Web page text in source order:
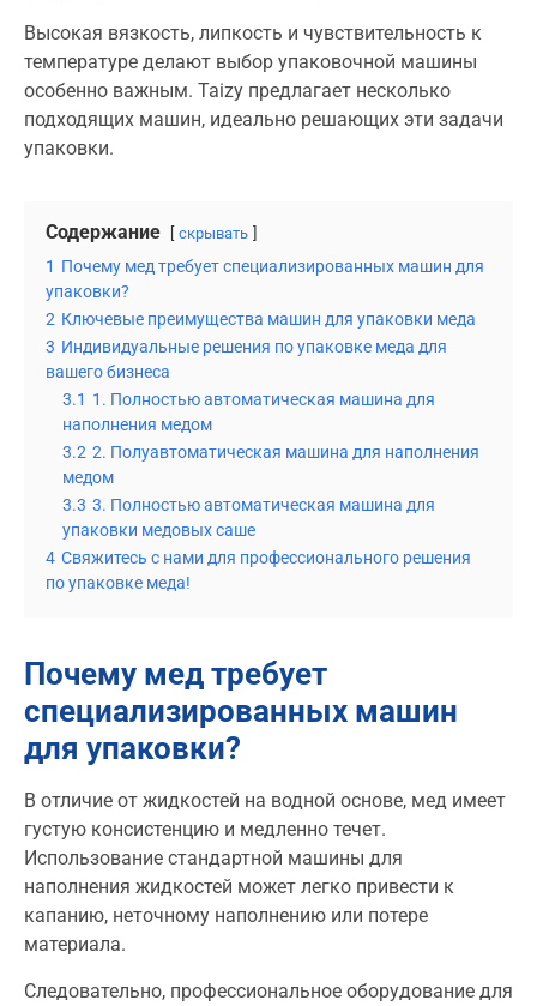
Высокая вязкость, липкость и чувствительность к
температуре делают выбор упаковочной машины
особенно важным. Taizy предлагает несколько
подходящих машин, идеально решающих эти задачи
упаковки.
Содержание скрывать
1 Почему мед требует специализированных машин для
упаковки?
2 Ключевые преимущества машин для упаковки меда
3 Индивидуальные решения по упаковке меда для
вашего бизнеса
3.1 1. Полностью автоматическая машина для
наполнения медом
3.2 2. Полуавтоматическая машина для наполнения
медом
3.3 3. Полностью автоматическая машина для
упаковки медовых саше
4 Свяжитесь с нами для профессионального решения
по упаковке меда!
Почему мед требует
специализированных машин
для упаковки?
В отличие от жидкостей на водной основе, мед имеет
густую консистенцию и медленно течет.
Использование стандартной машины для
наполнения жидкостей может легко привести к
капанию, неточному наполнению или потере
материала.
Следовательно, профессиональное оборудование для